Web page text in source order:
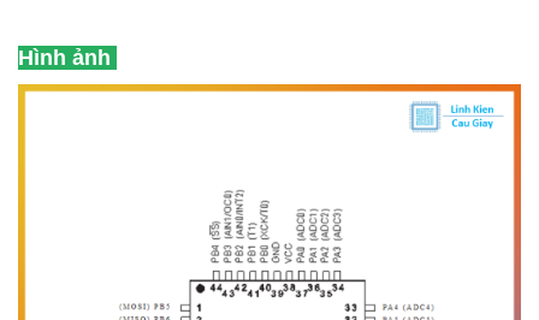
Hình ảnh